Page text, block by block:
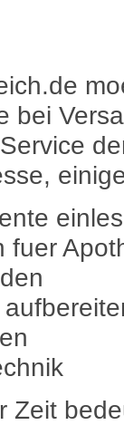
bei
fuer
Zeit